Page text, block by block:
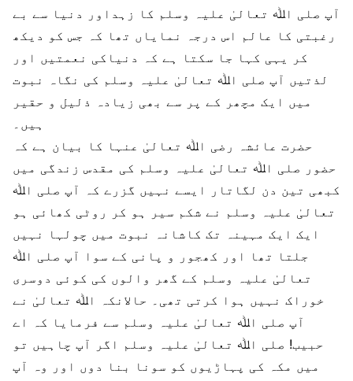
آپ صلی اﷲ تعالیٰ علیہ وسلم کا زہداور دنیا سے بے
رغبتی کا عالم اس درجہ نمایاں تھا کہ جس کو دیکھ
کر یہی کہا جا سکتا ہے کہ دنیاکی نعمتیں اور
لذتیں آپ صلی اﷲ تعالیٰ علیہ وسلم کی نگاہ نبوت
میں ایک مچھر کے پر سے بھی زیادہ ذلیل و حقیر
ہیں۔
حضرت عائشہ رضی اﷲ تعالیٰ عنہا کا بیان ہے کہ
حضور صلی اﷲ تعالیٰ علیہ وسلم کی مقدس زندگی میں
کبھی تین دن لگاتار ایسے نہیں گزرے کہ آپ صلی اﷲ
تعالیٰ علیہ وسلم نے شکم سیر ہو کر روٹی کھائی ہو
ایک ایک مہینہ تک کاشانہ نبوت میں چولہا نہیں
جلتا تھا اور کھجور و پانی کے سوا آپ صلی اﷲ
تعالیٰ علیہ وسلم کے گھر والوں کی کوئی دوسری
خوراک نہیں ہوا کرتی تھی۔ حالانکہ اﷲ تعالیٰ نے
آپ صلی اﷲ تعالیٰ علیہ وسلم سے فرمایا کہ اے
حبیب! صلی اﷲ تعالیٰ علیہ وسلم اگر آپ چاہیں تو
میں مکہ کی پہاڑیوں کو سونا بنا دوں اور وہ آپ